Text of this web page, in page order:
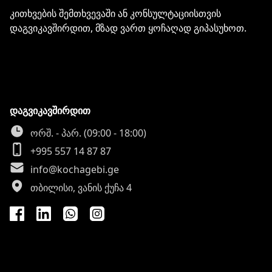
კითხვების შემთხვევაში ან კონსულტაციისთვის
დაგვიკავშირდით, მზად ვართ ყოჩაღად გიპასუხოთ.
დაგვიკავშირდით
ორშ. - პარ. (09:00 - 18:00)
+995 557 14 87 87
info@kochagebi.ge
თბილისი, ვანის ქუჩა 4